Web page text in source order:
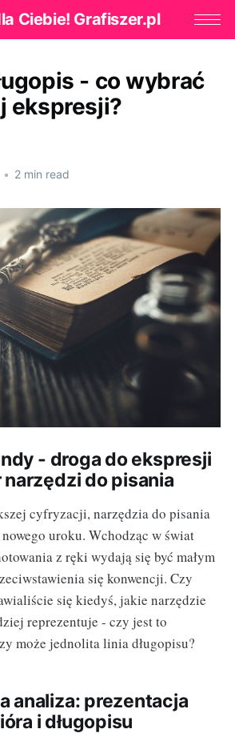
Ciebie! Grafiszer.pl
- co wybrać
ekspresji?
• 2 min read
- droga do ekspresji
do pisania
cyfryzacji, narzędzia do pisania
uroku. Wchodząc w świat
z ręki wydają się być małym
się konwencji. Czy
się kiedyś, jakie narzędzie
reprezentuje - czy jest to
może jednolita linia długopisu?
analiza: prezentacja
i długopisu